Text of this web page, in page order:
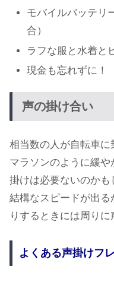
モバイルバッテリ
合）
ラフな服と水着と
現金も忘れずに！
声の掛け合い
相当数の人が自転車に
マラソンのように緩
掛けは必要ないのかも
結構なスピードが出
りするときには周りに
よくある声掛けフ